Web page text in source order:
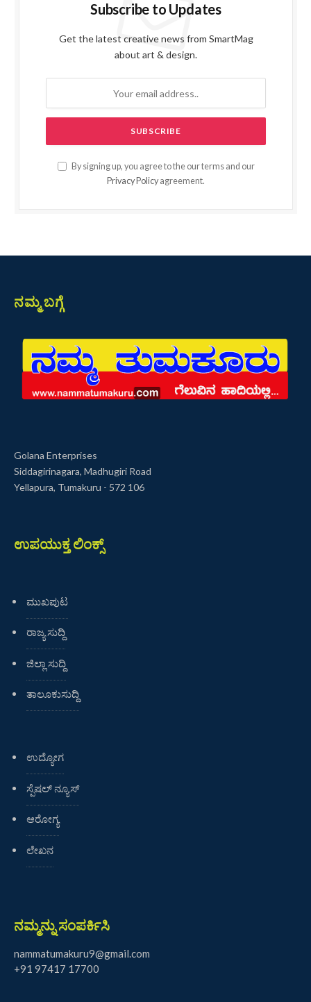
Subscribe to Updates
Get the latest creative news from SmartMag
about art & design.
By signing up, you agree to the our terms and our
Privacy Policy agreement.
ನಮ್ಮ ಬಗ್ಗೆ
Golana Enterprises
Siddagirinagara, Madhugiri Road
Yellapura, Tumakuru - 572 106
ಉಪಯುಕ್ತ ಲಿಂಕ್ಸ್
ಮುಖಪುಟ
ರಾಜ್ಯ ಸುದ್ದಿ
ಜಿಲ್ಲಾ ಸುದ್ದಿ
ತಾಲೂಕುಸುದ್ದಿ
ಉದ್ಯೋಗ
ಸ್ಪೆಷಲ್ ನ್ಯೂಸ್
ಆರೋಗ್ಯ
ಲೇಖನ
ನಮ್ಮನ್ನು ಸಂಪರ್ಕಿಸಿ
nammatumakuru9@gmail.com
+91 97417 17700